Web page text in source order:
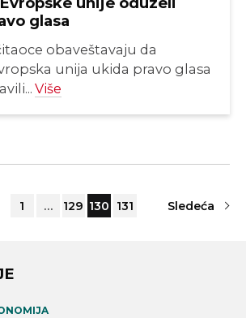
glasa
obaveštavaju da
unija ukida pravo glasa
Više
1 … 129 130 131 Sledeća